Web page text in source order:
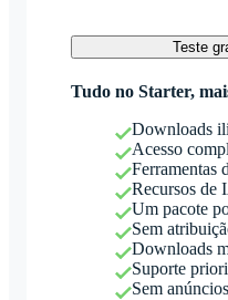
Teste
Tudo no Starter,
Downloads
Acesso
Ferramentas
Recursos de
Um pacote
Sem
Downloads
Suporte
Sem anúncios